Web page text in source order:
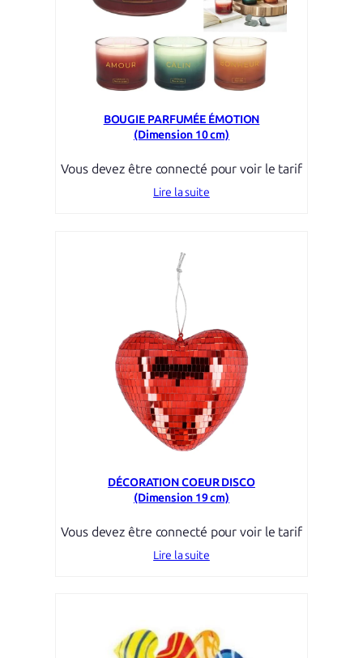
BOUGIE PARFUMÉE ÉMOTION
(Dimension 10 cm)
Vous devez être connecté pour voir le tarif
Lire la suite
DÉCORATION COEUR DISCO
(Dimension 19 cm)
Vous devez être connecté pour voir le tarif
Lire la suite